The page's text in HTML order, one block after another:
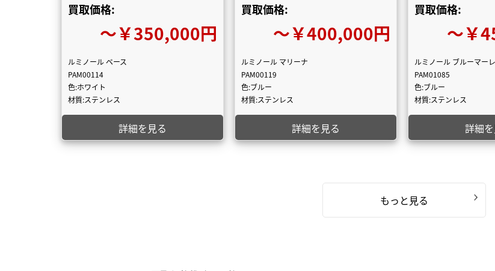
買取価格:
〜￥350,000円
ルミノール ベース
PAM00114
色:ホワイト
材質:ステンレス
詳細を見る
買取価格:
〜￥400,000円
ルミノール マリーナ
PAM00119
色:ブルー
材質:ステンレス
詳細を見る
買取価格:
〜￥
ルミノール ブルーマーレ
PAM01085
色:ブルー
材質:ステンレス
詳細
もっと見る